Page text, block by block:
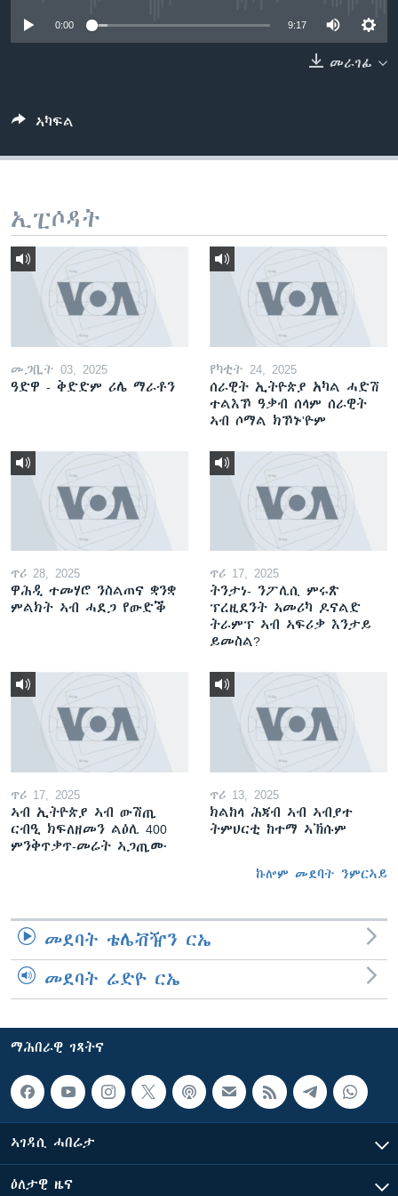
ቋንቋታት
0:00 9:17
መራገፊ
ኣካፍል
ኢፒሶዳት
መጋቢት 03, 2025
ዓድዋ - ቅድድም ሪሌ ማራቶን
የካቲት 24, 2025
ሰራዊት ኢትዮጵያ አካል ሓድሽ
ተልእኾ ዓቃብ ሰላም ሰራዊት
ኣብ ሶማል ክኾኑ'ዮም
ጥሪ 28, 2025
ዋሕዲ ተመሃሮ ንስልጠና ቋንቋ
ምልክት ኣብ ሓደጋ የውድቕ
ጥሪ 17, 2025
ትንታነ- ንፖሊሲ ምሩጽ
ፕረዚደንት ኣመሪካ ዶናልድ
ትራምፕ ኣብ ኣፍሪቃ እንታይ
ይመስል?
ጥሪ 17, 2025
ኣብ ኢትዮጵያ ኣብ ውሽጢ
ርብዒ ክፍለዘመን ልዕሊ 400
ምንቅጥቃጥ-መሬት ኣጋጢሙ
ጥሪ 13, 2025
ክልከላ ሕጃብ ኣብ ኣብያተ
ትምህርቲ ከተማ ኣኽሱም
ኩሎም መደባት ንምርኣይ
መደባት ቴሌቭዥን ርኤ
መደባት ሬድዮ ርኤ
ማሕበራዊ ገጻትና
ኣገዳሲ ሓበሬታ
ዕለታዊ ዜና